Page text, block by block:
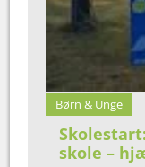
Børn & Unge
skole –